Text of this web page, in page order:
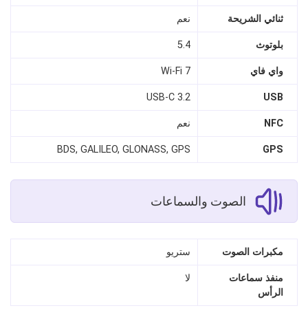
ثنائي الشريحة نعم
بلوتوث 5.4
واي فاي Wi‑Fi 7
USB
USB‑C 3.2
NFC نعم
GPS
BDS, GALILEO, GLONASS, GPS
الصوت والسماعات
مكبرات الصوت ستريو
منفذ سماعات
الرأس
لا